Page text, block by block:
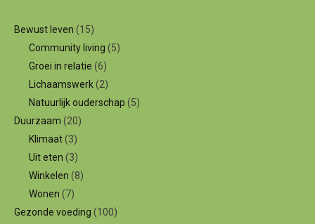
Bewust leven (15)
Community living (5)
Groei in relatie (6)
Lichaamswerk(2)
Natuurlijk ouderschap (5)
Duurzaam (20)
Klimaat(3)
Uit eten (3)
Winkelen (8)
Wonen (7)
Gezonde voeding (100)